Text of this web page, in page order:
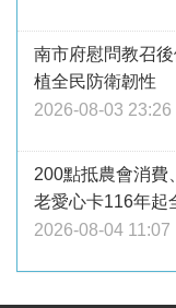
南市府慰問教召
植全民防衛韌性
2026-08-03 23:26
200點抵農會消
老愛心卡116年起
2026-08-04 11:07